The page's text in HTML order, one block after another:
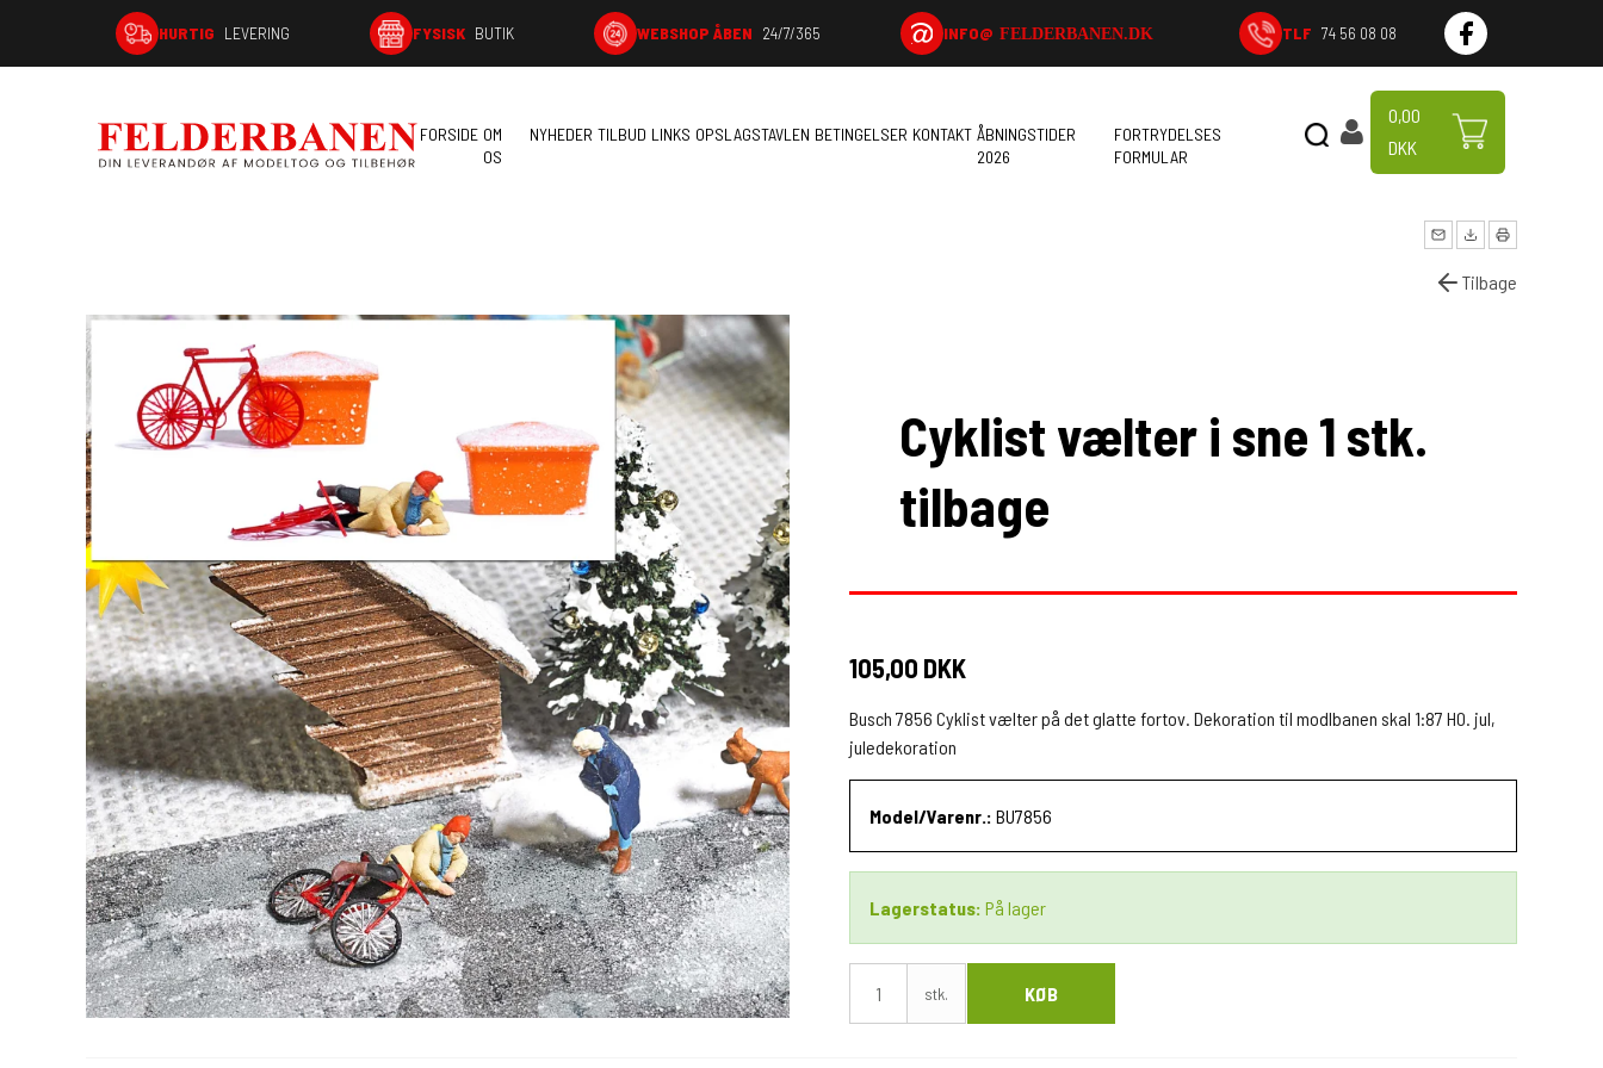
HURTIG LEVERING FYSISK BUTIK WEBSHOP ÅBEN 24/7/365 INFO@ FELDERBANEN.DK TLF 74 56 08 08
FORSIDE OM
OS
NYHEDER TILBUD LINKS OPSLAGSTAVLEN BETINGELSER KONTAKT ÅBNINGSTIDER
2026
FORTRYDELSES
FORMULAR
0,00
DKK
Tilbage
Cyklist vælter i sne 1 stk.
tilbage
105,00 DKK
Busch 7856 Cyklist vælter på det glatte fortov. Dekoration til modlbanen skal 1:87 H0. jul,
juledekoration
Model/Varenr.: BU7856
Lagerstatus: På lager
stk. KØB